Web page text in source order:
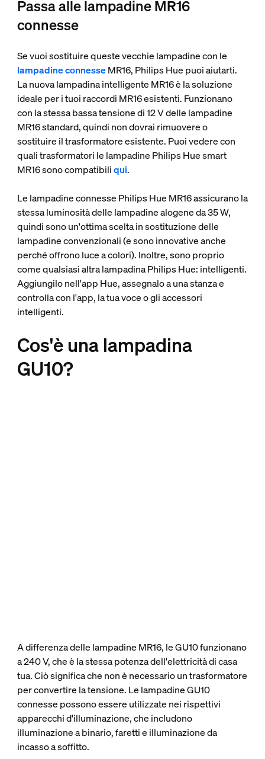
Passa alle lampadine MR16
connesse
Se vuoi sostituire queste vecchie lampadine con le
lampadine connesseMR16, Philips Hue puoi aiutarti.
La nuova lampadina intelligente MR16 è la soluzione
ideale per i tuoi raccordi MR16 esistenti. Funzionano
con la stessa bassa tensione di 12 V delle lampadine
MR16 standard, quindi non dovrai rimuovere o
sostituire il trasformatore esistente. Puoi vedere con
quali trasformatori le lampadine Philips Hue smart
MR16 sono compatibiliqui.
Le lampadine connesse Philips Hue MR16 assicurano la
stessa luminosità delle lampadine alogene da 35 W,
quindi sono un'ottima scelta in sostituzione delle
lampadine convenzionali (e sono innovative anche
perché offrono luce a colori). Inoltre, sono proprio
come qualsiasi altra lampadina Philips Hue: intelligenti.
Aggiungilo nell'app Hue, assegnalo a una stanza e
controlla con l'app, la tua voce o gli accessori
intelligenti.
Cos'è una lampadina
GU10?
A differenza delle lampadine MR16, le GU10 funzionano
a 240 V, che è la stessa potenza dell'elettricità di casa
tua. Ciò significa che non è necessario un trasformatore
per convertire la tensione. Le lampadine GU10
connesse possono essere utilizzate nei rispettivi
apparecchi d'illuminazione, che includono
illuminazione a binario, faretti e illuminazione da
incasso a soffitto.